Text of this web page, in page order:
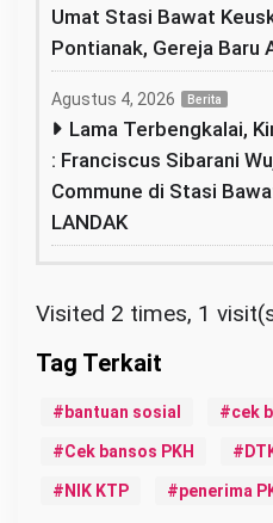
Umat Stasi Bawat
Pontianak, Gereja Baru
Agustus 4, 2026 Berita
Lama Terbengkalai,
: Franciscus Sibarani
Commune di Stasi
LANDAK
Visited 2 times, 1
bantuan sosial cek
Cek bansos PKH
NIK KTP penerima